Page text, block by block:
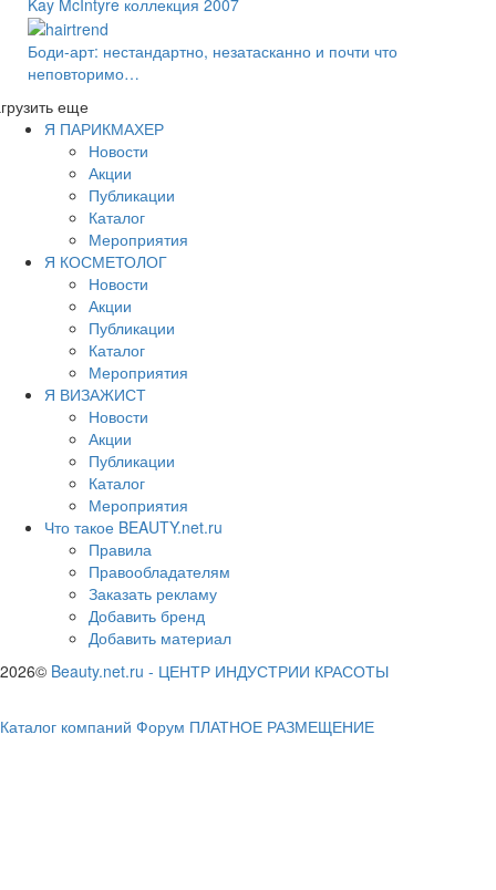
Боди-арт: нестандартно, незатасканно и почти что
неповторимо…
еще
Я ПАРИКМАХЕР
Новости
Акции
Публикации
Каталог
Мероприятия
Я КОСМЕТОЛОГ
Новости
Акции
Публикации
Каталог
Мероприятия
Я ВИЗАЖИСТ
Новости
Акции
Публикации
Каталог
Мероприятия
Что такое BEAUTY.net.ru
Правила
Правообладателям
Заказать рекламу
Добавить бренд
Добавить материал
2026© Beauty.net.ru - ЦЕНТР ИНДУСТРИИ КРАСОТЫ
Каталог компаний Форум ПЛАТНОЕ РАЗМЕЩЕНИЕ